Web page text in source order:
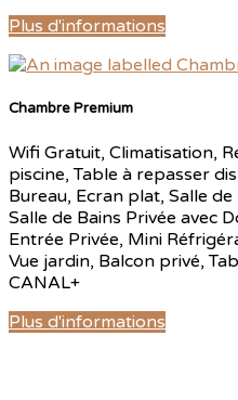
Plus d'informations
Chambre Premium
Wifi Gratuit, Climatisation,
piscine,Table à repasser
Bureau, Ecran plat, Salle de
Salle de Bains Privée avec
Entrée Privée, Mini
Vue jardin, Balcon privé,
CANAL+
Plus d'informations